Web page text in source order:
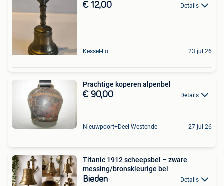
€ 12,00 Details
Kessel-Lo 23 jul 26
Prachtige koperen alpenbel
€ 90,00 Details
Nieuwpoort+Deel Westende 27 jul 26
Titanic 1912 scheepsbel – zware
messing/bronskleurige bel
Bieden Details